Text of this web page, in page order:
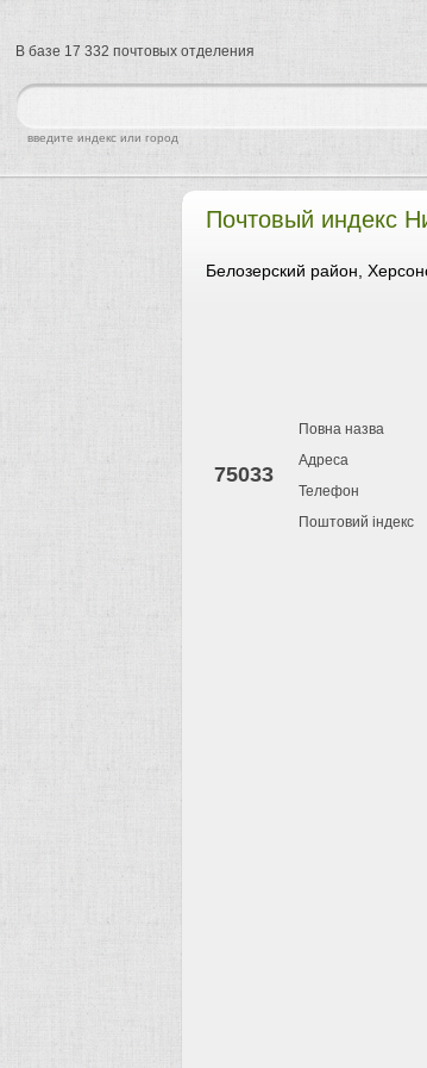
Почтовый индекс
Белозерский район,
75033
Повна назва
Адреса
Телефон
Поштовий індекс
найти
введите индекс или город
В базе 17 332 почтовых отделения